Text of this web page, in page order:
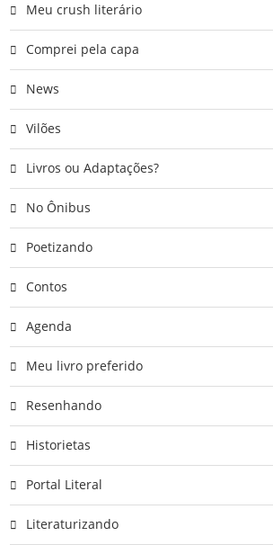
Meu crush literário
Comprei pela capa
News
Vilões
Livros ou Adaptações?
No Ônibus
Poetizando
Contos
Agenda
Meu livro preferido
Resenhando
Historietas
Portal Literal
Literaturizando